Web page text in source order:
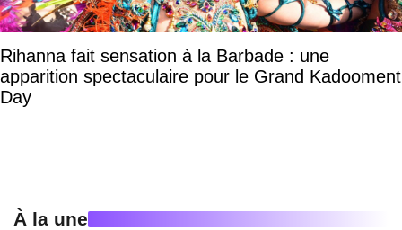
Rihanna fait sensation à la Barbade : une
apparition spectaculaire pour le Grand Kadooment
Day
À la une